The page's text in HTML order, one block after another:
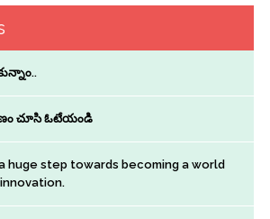
చూసి ఓటేయండి
huge step towards becoming a world